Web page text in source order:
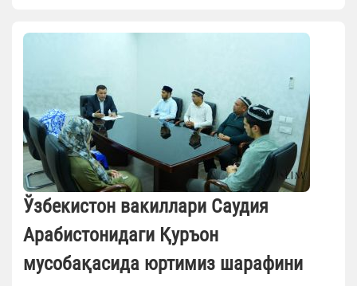
Ўзбекистон вакиллари Саудия
Арабистонидаги Қуръон
мусобақасида юртимиз шарафини